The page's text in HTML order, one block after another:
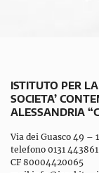
ISTITUTO PER
SOCIETA’
ALESSANDRIA
Via dei Guasco 49 –
telefono 0131 443861
CF 80004420065